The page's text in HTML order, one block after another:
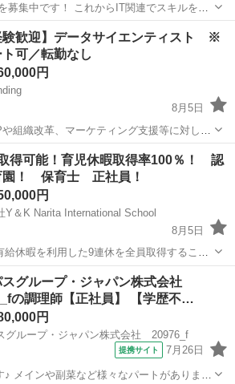
募集中です！ これからIT関連でスキルを身
お待ちしています！ 入社後1ヶ月社内研修
実践的なカリキュラム ・1人1台実機を
未経験
験歓迎】データサイエンティスト ※
ト可／転勤なし
円
8月5日
組織改革、マーケティング支援等に対し、
を駆使して最短距離での目標達成を支援し
得可能！育児休暇取得率100％！ 認
園！ 保育士 正社員！
円
Y＆K Narita International School
8月5日
給休暇を利用した9連休を全員取得すること
が可能です!東京都ワークライフバランス企
保育事業者です。 ・育児休業取得率
あります...
業務
スグループ・ジャパン株式会社
の調理師【正社員】 【学歴不…
円
グループ・ジャパン株式会社 20976_f
提携サイト 7月26日
メインや副菜など様々なパートがあります